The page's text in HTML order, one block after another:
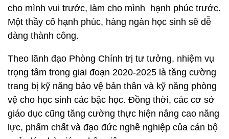
cho mình vui trước, làm cho mình hạnh phúc trước.
Một thầy cô hạnh phúc, hàng ngàn học sinh sẽ dễ
dàng thành công.
Theo lãnh đạo Phòng Chính trị tư tưởng, nhiệm vụ
trọng tâm trong giai đoạn 2020-2025 là tăng cường
trang bị kỹ năng bảo vệ bản thân và kỹ năng phòng
vệ cho học sinh các bậc học. Đồng thời, các cơ sở
giáo dục cũng tăng cường thực hiện nâng cao năng
lực, phẩm chất và đạo đức nghề nghiệp của cán bộ